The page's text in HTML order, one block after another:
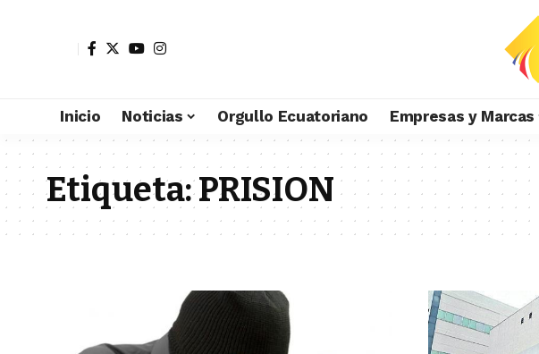
Inicio Noticias Orgullo Ecuatoriano Empresas y Marcas
Etiqueta:PRISION